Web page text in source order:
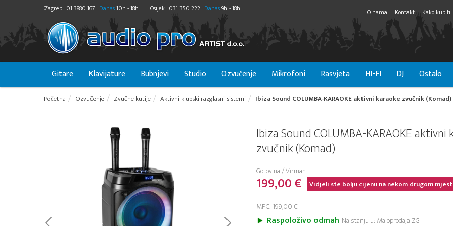
Zagreb 01 3880 167 Danas10h - 18h Osijek 031 350 222 Danas9h - 18h O nama Kontakt Kako kupiti
Gitare Klavijature Bubnjevi Studio Ozvučenje Mikrofoni Rasvjeta HI-FI DJ Ostalo
Početna Ozvučenje Zvučne kutije Aktivni klubski razglasni sistemi Ibiza Sound COLUMBA-KARAOKE aktivni karaoke zvučnik (Komad)
Ibiza Sound COLUMBA-KARAOKE aktivni
zvučnik (Komad)
Gotovina / Virman
199,00 € Vidjeli ste bolju cijenu na nekom drugom
MPC: 199,00 €
Raspoloživo odmah Na stanju u: Maloprodaja ZG